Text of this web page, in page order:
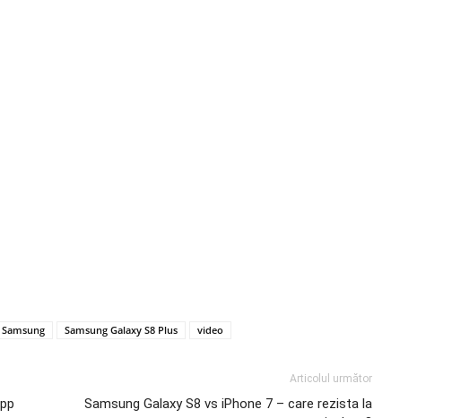
Samsung Samsung Galaxy S8 Plus video
Articolul următor
Samsung Galaxy S8 vs iPhone 7 – care rezista la